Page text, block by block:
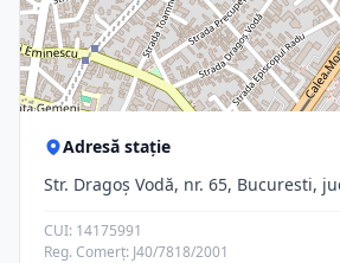
Adresă stație
Str. Dragoş Vodă, nr. 65, Bucuresti,
CUI: 14175991
Reg. Comerț: J40/7818/2001